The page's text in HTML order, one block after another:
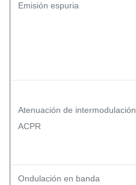
Emisión espuria
Atenuación de intermodulación
ACPR
Ondulación en banda